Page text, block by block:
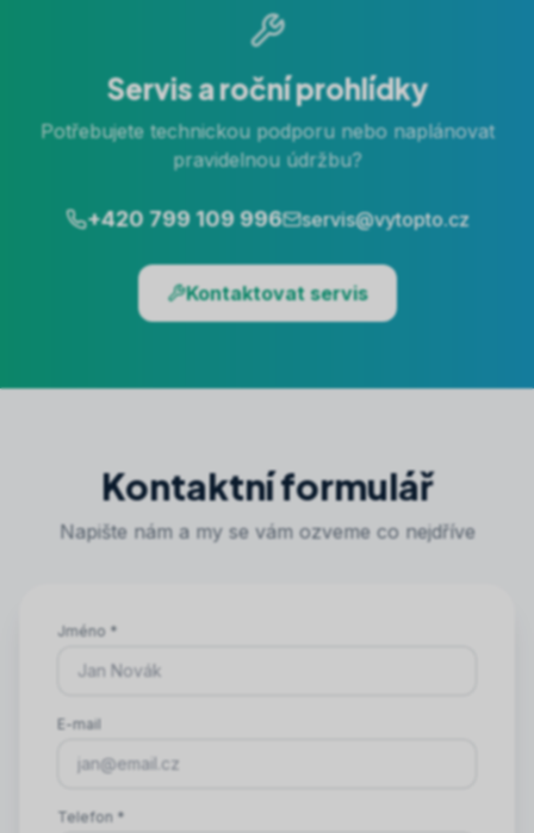
Servis a roční prohlídky
Potřebujete technickou podporu nebo naplánovat
pravidelnou údržbu?
+420 799 109 996 servis@vytopto.cz
Kontaktovat servis
Kontaktní formulář
Napište nám a my se vám ozveme co nejdříve
Jméno *
E-mail
Telefon *